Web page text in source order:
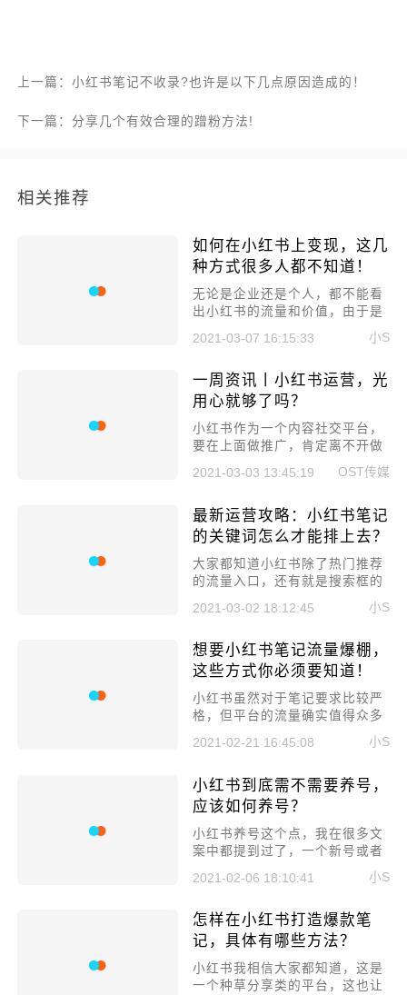
上一篇：小红书笔记不收录?也许是以下几点原因造成的！
下一篇：分享几个有效合理的蹭粉方法!
相关推荐
如何在小红书上变现，这几
种方式很多人都不知道！
​无论是企业还是个人，都不能看
出小红书的流量和价值，由于是
种草分享，真的非常适合带货。
但由于小红书平台比较严格，所
现，那本文就来详细聊聊如何在
小红书上变现，这几种方式很多
2021-03-07 16:15:33 小S
一周资讯丨小红书运营，光
用心就够了吗？
小红书作为一个内容社交平台，
要在上面做推广，肯定离不开做
内容。其中专业的说法叫做小红
书种草，当中又分为素人种草和
配，这都需要提前做好规划。明
确清楚之后，再去规划，再运用
2021-03-03 13:45:19 OST传媒
最新运营攻略：小红书笔记
的关键词怎么才能排上去？
​大家都知道小红书除了热门推荐
的流量入口，还有就是搜索框的
流量入口，搜索框主要就是关键
词搜索，很多笔记就是靠着搜索
今天就来好好分享一下最新运营
攻略：小红书笔记的关键词怎么
2021-03-02 18:12:45 小S
想要小红书笔记流量爆棚，
这些方式你必须要知道！
​小红书虽然对于笔记要求比较严
格，但平台的流量确实值得众多
商家去引流摸索，不少人找到了
方法，已经赚得盆满钵满了，有
就为大家好好讲讲想要小红书笔
记流量爆棚，这些方式你必须要
2021-02-21 16:45:08 小S
小红书到底需不需要养号，
应该如何养号？
​小红书养号这个点，我在很多文
案中都提到过了，一个新号或者
许久未登录的账号，都是需要养
号才能进行运营的，不然很容易
就来讲讲小红书到底需不需要养
号，应该如何养号?
2021-02-06 18:10:41 小S
怎样在小红书打造爆款笔
记，具体有哪些方法？
小红书我相信大家都知道，这是
一个种草分享类的平台，这也让